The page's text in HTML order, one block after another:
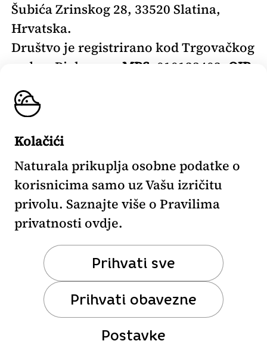
Šubića Zrinskog 28, 33520 Slatina,
Hrvatska.
Društvo je registrirano kod Trgovačkog
suda u Bjelovaru,MBS: 010123402, OIB:
48664256160, temeljni kapital 3.300,00
EUR uplaćen je u cijelosti.
Banka:HRVATSKA POŠTANSKA BANKA
d.d., Jurišićeva ulica 4, 10000 Zagreb,
SWIFT HPBZHR2X.
Uprava: Aleksandra Samardžija, Dinko
Jurišić
Politika zaštite
osobnih podataka
Kolačići
Naturala prikuplja osobne podatke o
korisnicima samo uz Vašu izričitu
privolu. Saznajte više o Pravilima
privatnosti ovdje.
Prihvati sve
Prihvati obavezne
Postavke